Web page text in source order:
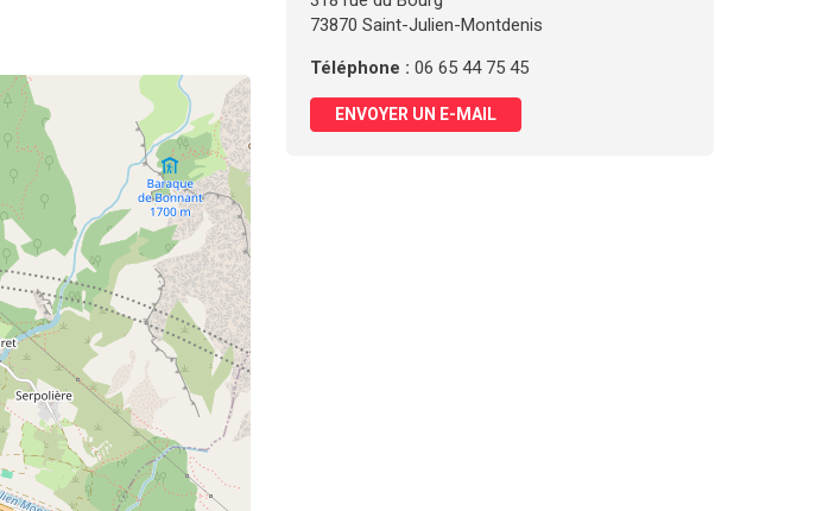
73870 Saint-Julien-Montdenis
Téléphone : 06 65 44 75 45
ENVOYER UN E-MAIL